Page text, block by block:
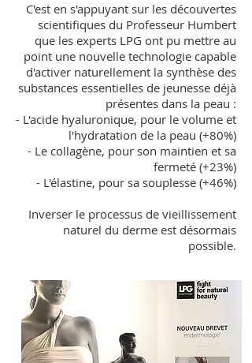
C'est en s'appuyant sur les découvertes
scientifiques du Professeur Humbert
que les experts LPG ont pu mettre au
point une nouvelle technologie capable
d'activer naturellement la synthèse des
substances essentielles de jeunesse déjà
présentes dans la peau :
- L'acide hyaluronique, pour le volume et
l'hydratation de la peau (+80%)
- Le collagène, pour son maintien et sa
fermeté (+23%)
- L'élastine, pour sa souplesse (+46%)
Inverser le processus de vieillissement
naturel du derme est désormais
possible.